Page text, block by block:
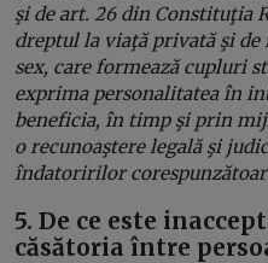
şi de art. 26 din Constituţia
dreptul la viaţă privată şi de
sex, care formează cupluri
exprima personalitatea în
beneficia, în timp şi prin
o recunoaştere legală şi
îndatoririlor
5. De ce este
căsătoria între